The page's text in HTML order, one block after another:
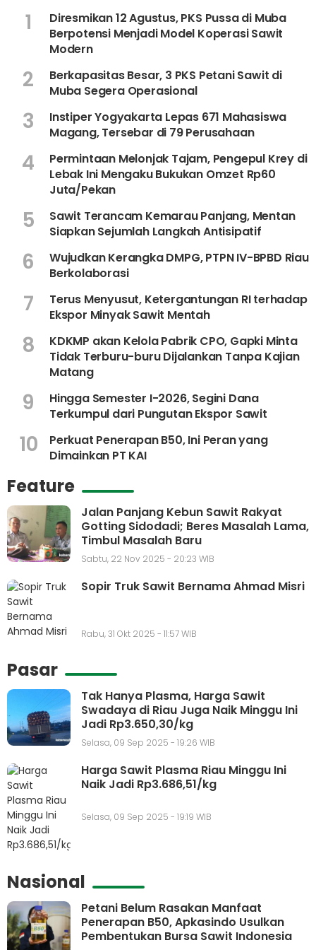
1
Diresmikan 12 Agustus, PKS Pussa di Muba
Berpotensi Menjadi Model Koperasi Sawit
Modern
2
Berkapasitas Besar, 3 PKS Petani Sawit di
Muba Segera Operasional
3
Instiper Yogyakarta Lepas 671 Mahasiswa
Magang, Tersebar di 79 Perusahaan
4
Permintaan Melonjak Tajam, Pengepul Krey di
Lebak Ini Mengaku Bukukan Omzet Rp60
Juta/Pekan
5
Sawit Terancam Kemarau Panjang, Mentan
Siapkan Sejumlah Langkah Antisipatif
6
Wujudkan Kerangka DMPG, PTPN IV-BPBD Riau
Berkolaborasi
7
Terus Menyusut, Ketergantungan RI terhadap
Ekspor Minyak Sawit Mentah
8
KDKMP akan Kelola Pabrik CPO, Gapki Minta
Tidak Terburu-buru Dijalankan Tanpa Kajian
Matang
9
Hingga Semester I-2026, Segini Dana
Terkumpul dari Pungutan Ekspor Sawit
10
Perkuat Penerapan B50, Ini Peran yang
Dimainkan PT KAI
Feature
Jalan Panjang Kebun Sawit Rakyat
Gotting Sidodadi; Beres Masalah Lama,
Timbul Masalah Baru
Sabtu, 22 Nov 2025 - 20:23 WIB
Sopir Truk Sawit Bernama Ahmad Misri
Rabu, 31 Okt 2025 - 11:57 WIB
Pasar
Tak Hanya Plasma, Harga Sawit
Swadaya di Riau Juga Naik Minggu Ini
Jadi Rp3.650,30/kg
Selasa, 09 Sep 2025 - 19:26 WIB
Harga Sawit Plasma Riau Minggu Ini
Naik Jadi Rp3.686,51/kg
Selasa, 09 Sep 2025 - 19:19 WIB
Nasional
Petani Belum Rasakan Manfaat
Penerapan B50, Apkasindo Usulkan
Pembentukan Bursa Sawit Indonesia